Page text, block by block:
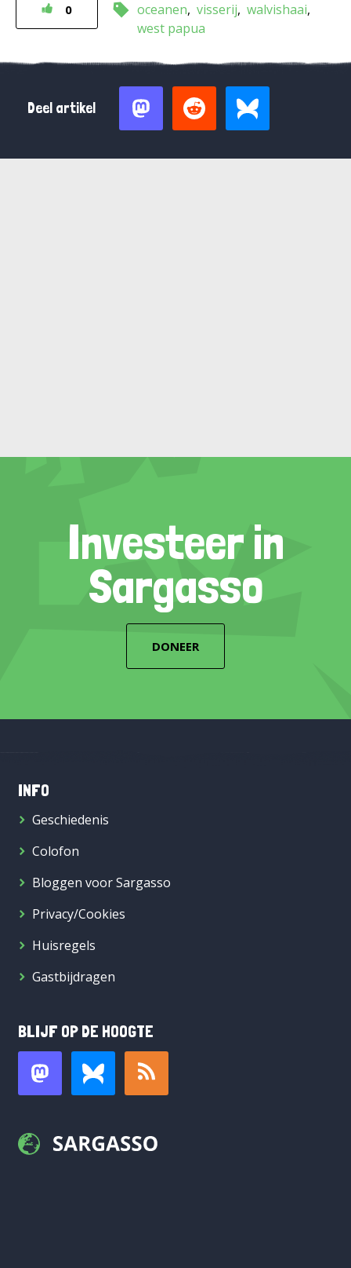
0
oceanen visserij walvishaai
west papua
Deel artikel
Investeer in
Sargasso
DONEER
INFO
Geschiedenis
Colofon
Bloggen voor Sargasso
Privacy/Cookies
Huisregels
Gastbijdragen
BLIJF OP DE HOOGTE